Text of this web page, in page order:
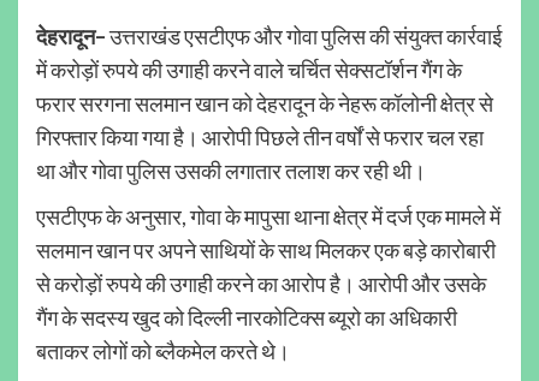
देहरादून–उत्तराखंड एसटीएफ और गोवा पुलिस की संयुक्त कार्रवाई
में करोड़ों रुपये की उगाही करने वाले चर्चित सेक्सटॉर्शन गैंग के
फरार सरगना सलमान खान को देहरादून के नेहरू कॉलोनी क्षेत्र से
गिरफ्तार किया गया है। आरोपी पिछले तीन वर्षों से फरार चल रहा
था और गोवा पुलिस उसकी लगातार तलाश कर रही थी।
एसटीएफ के अनुसार, गोवा के मापुसा थाना क्षेत्र में दर्ज एक मामले में
सलमान खान पर अपने साथियों के साथ मिलकर एक बड़े कारोबारी
से करोड़ों रुपये की उगाही करने का आरोप है। आरोपी और उसके
गैंग के सदस्य खुद को दिल्ली नारकोटिक्स ब्यूरो का अधिकारी
बताकर लोगों को ब्लैकमेल करते थे।